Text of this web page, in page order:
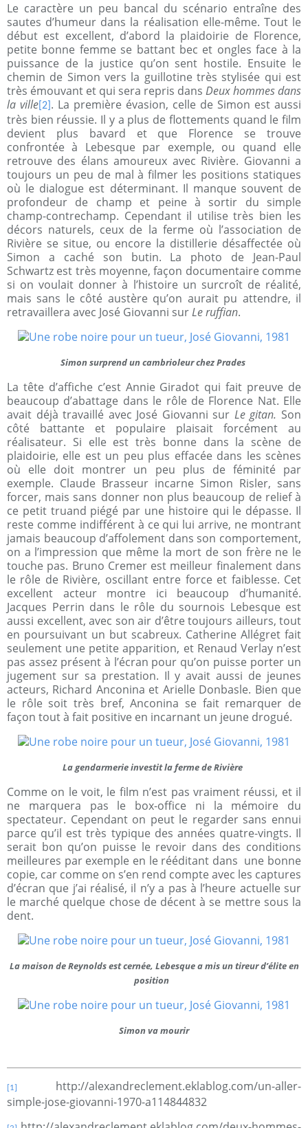
Le caractère un peu bancal du scénario entraîne des
sautes d’humeur dans la réalisation elle-même. Tout le
début est excellent, d’abord la plaidoirie de Florence,
petite bonne femme se battant bec et ongles face à la
puissance de la justice qu’on sent hostile. Ensuite le
chemin de Simon vers la guillotine très stylisée qui est
très émouvant et qui sera repris dans Deux hommes dans
la ville [2] . La première évasion, celle de Simon est aussi
très bien réussie. Il y a plus de flottements quand le film
devient plus bavard et que Florence se trouve
confrontée à Lebesque par exemple, ou quand elle
retrouve des élans amoureux avec Rivière. Giovanni a
toujours un peu de mal à filmer les positions statiques
où le dialogue est déterminant. Il manque souvent de
profondeur de champ et peine à sortir du simple
champ-contrechamp. Cependant il utilise très bien les
décors naturels, ceux de la ferme où l’association de
Rivière se situe, ou encore la distillerie désaffectée où
Simon a caché son butin. La photo de Jean-Paul
Schwartz est très moyenne, façon documentaire comme
si on voulait donner à l’histoire un surcroît de réalité,
mais sans le côté austère qu’on aurait pu attendre, il
retravaillera avec José Giovanni surLe ruffian.
Simon surprend un cambrioleur chez Prades
La tête d’affiche c’est Annie Giradot qui fait preuve de
beaucoup d’abattage dans le rôle de Florence Nat. Elle
avait déjà travaillé avec José Giovanni sur Le gitan. Son
côté battante et populaire plaisait forcément au
réalisateur. Si elle est très bonne dans la scène de
plaidoirie, elle est un peu plus effacée dans les scènes
où elle doit montrer un peu plus de féminité par
exemple. Claude Brasseur incarne Simon Risler, sans
forcer, mais sans donner non plus beaucoup de relief à
ce petit truand piégé par une histoire qui le dépasse. Il
reste comme indifférent à ce qui lui arrive, ne montrant
jamais beaucoup d’affolement dans son comportement,
on a l’impression que même la mort de son frère ne le
touche pas. Bruno Cremer est meilleur finalement dans
le rôle de Rivière, oscillant entre force et faiblesse. Cet
excellent acteur montre ici beaucoup d’humanité.
Jacques Perrin dans le rôle du sournois Lebesque est
aussi excellent, avec son air d’être toujours ailleurs, tout
en poursuivant un but scabreux. Catherine Allégret fait
seulement une petite apparition, et Renaud Verlay n’est
pas assez présent à l’écran pour qu’on puisse porter un
jugement sur sa prestation. Il y avait aussi de jeunes
acteurs, Richard Anconina et Arielle Donbasle. Bien que
le rôle soit très bref, Anconina se fait remarquer de
façon tout à fait positive en incarnant un jeune drogué.
La gendarmerie investit la ferme de Rivière
Comme on le voit, le film n’est pas vraiment réussi, et il
ne marquera pas le box-office ni la mémoire du
spectateur. Cependant on peut le regarder sans ennui
parce qu’il est très typique des années quatre-vingts. Il
serait bon qu’on puisse le revoir dans des conditions
meilleures par exemple en le rééditant dans une bonne
copie, car comme on s’en rend compte avec les captures
d’écran que j’ai réalisé, il n’y a pas à l’heure actuelle sur
le marché quelque chose de décent à se mettre sous la
dent.
La maison de Reynolds est cernée, Lebesque a mis un tireur d’élite en
position
Simon va mourir
[1]
http://alexandreclement.eklablog.com/un-aller-
simple-jose-giovanni-1970-a114844832